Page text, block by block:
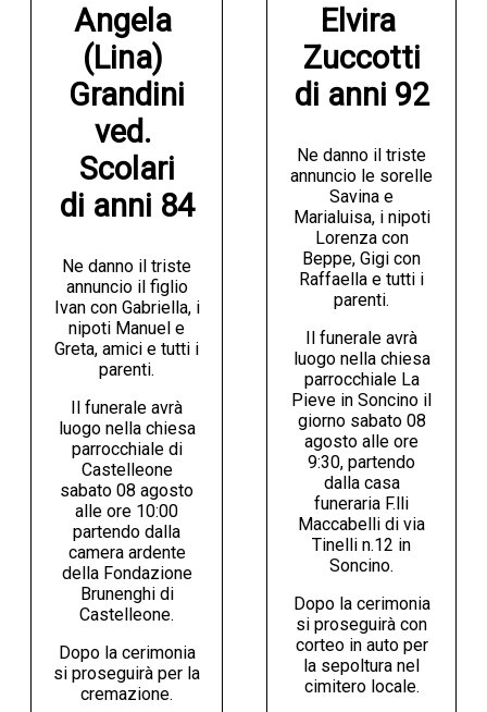
Angela
(Lina)
Grandini
ved.
Scolari
di anni 84
Ne danno il triste
annuncio il figlio
Ivan con Gabriella, i
nipoti Manuel e
Greta, amici e tutti i
parenti.
Il funerale avrà
luogo nella chiesa
parrocchiale di
Castelleone
sabato 08 agosto
alle ore 10:00
partendo dalla
camera ardente
della Fondazione
Brunenghi di
Castelleone.
Dopo la cerimonia
si proseguirà per la
cremazione.
Elvira
Zuccotti
di anni 92
Ne danno il triste
annuncio le sorelle
Savina e
Marialuisa, i nipoti
Lorenza con
Beppe, Gigi con
Raffaella e tutti i
parenti.
Il funerale avrà
luogo nella chiesa
parrocchiale La
Pieve in Soncino il
giorno sabato 08
agosto alle ore
9:30, partendo
dalla casa
funeraria F.lli
Maccabelli di via
Tinelli n.12 in
Soncino.
Dopo la cerimonia
si proseguirà con
corteo in auto per
la sepoltura nel
cimitero locale.